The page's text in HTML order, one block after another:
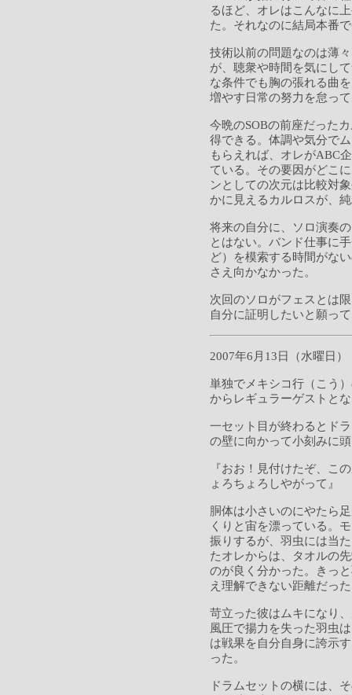
るほど、オレはこんなに
た。それなのに結局本番
技術以前の問題なのは薄
が、聴衆や時間を気にし
な条件でも胸の張れる曲
増やす日常の努力を怠っ
今晩のSOBの前座だった
得できる。体調や気分で
もらえれば、オレがABC
ている。その要因がどこ
ンとしての次元は比較対
かに見えるカルロスが、
将来の自分に、ソロ演奏
とはない。バンド仕事に
ど）を模索する時間がな
さえ向かなかった。
次回のソロがフェスとは
自分に証明したいと願っ
2007年6月13日（水曜日）
単独でメキシコ行（こう
からレギュラーゲストと
一セット目が終わるとド
の壁に向かって小刻みに
『おお！見付けたぞ、こ
ょろちょろしやがって』
胴体は小さいのにやたら
くりと宙を漂っている。
振りするが、羽虫には当
たオレからは、タオルの
のが良く分かった。きっ
え理解できない距離だっ
苛立った彼はムキになり
風圧で揚力を失った羽虫
は戦果を自分自身に誇示
った。
ドラムセットの横には、